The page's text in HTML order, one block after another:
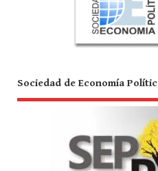
Sociedad de Economía